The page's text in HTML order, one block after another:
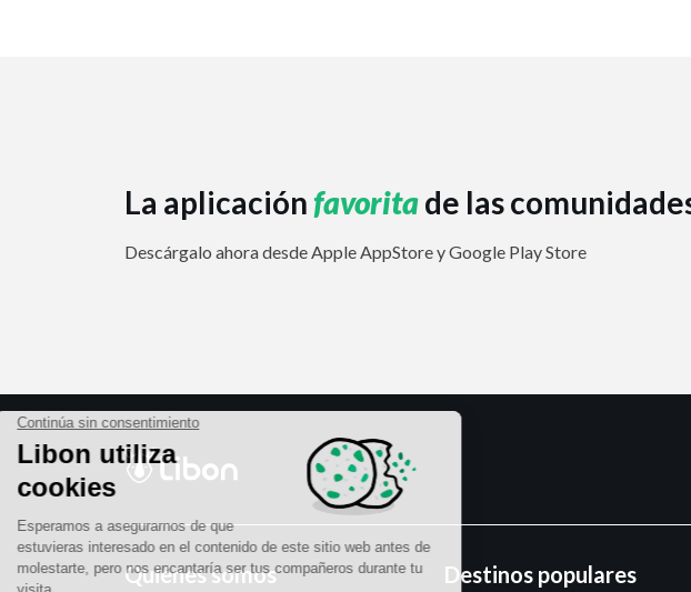
La aplicaciónfavoritade las
Descárgalo ahora desde Apple AppStore y Google Play Store
Quiénes somos Destinos populares